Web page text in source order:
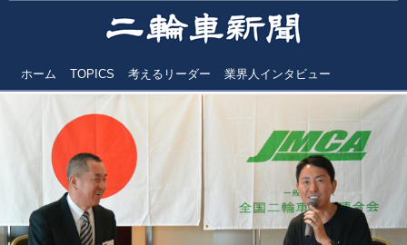
ホーム TOPICS 考えるリーダー 業界人インタビュー